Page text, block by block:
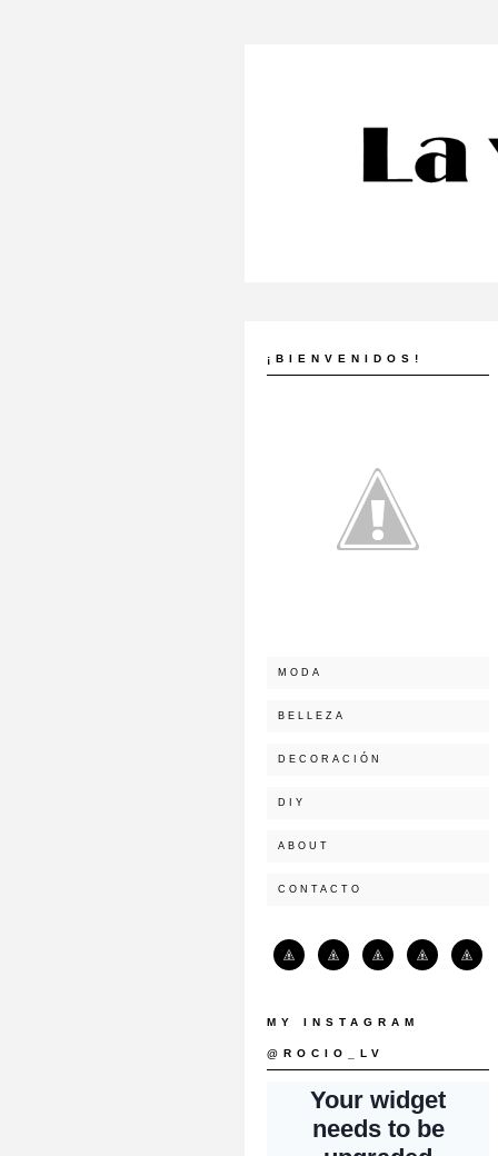
¡BIENVENIDOS!
MODA
BELLEZA
DECORACIÓN
DIY
ABOUT
CONTACTO
MY INSTAGRAM
@ROCIO_LV